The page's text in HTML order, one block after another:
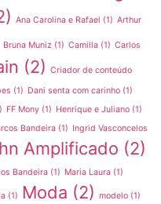
Ana Carolina e Rafael (1) Arthur
Bruna Muniz (1) Camilla (1) Carlos
(2) Criador de conteúdo
(1) Dani senta com carinho (1)
FF Mony (1) Henrique e Juliano (1)
Bandeira (1) Ingrid Vasconcelos
Amplificado (2)
Bandeira (1) Maria Laura (1)
(1) Moda (2) modelo (1)